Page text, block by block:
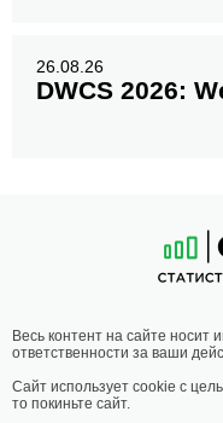
26.08.26
DWCS 2026:
Весь контент на сайте
ответственности за ваши
Сайт использует cookie с
то покиньте сайт.